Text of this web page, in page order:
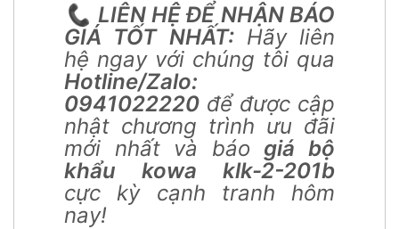
📞 LIÊN HỆ ĐỂ NHẬN BÁO
GIÁ TỐT NHẤT:Hãy liên
hệ ngay với chúng tôi qua
Hotline/Zalo:
0941022220 để được cập
nhật chương trình ưu đãi
mới nhất và báo giá bộ
khẩu kowa klk-2-201b
cực kỳ cạnh tranh hôm
nay!